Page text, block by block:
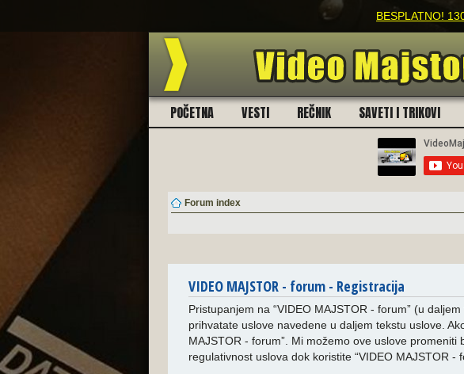
BESPLATNO!
POČETNA VESTI REČNIK SAVETI I TRIKOVI
Forum index
VIDEO MAJSTOR - forum - Registracija
Pristupanjem na “VIDEO MAJSTOR - forum” (u
prihvatate uslove navedene u daljem tekstu uslove.
MAJSTOR - forum”. Mi možemo ove uslove
regulativnost uslova dok koristite “VIDEO MAJSTOR